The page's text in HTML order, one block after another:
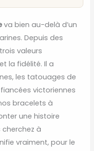
va bien au-delà d’un
Depuis des
valeurs
la fidélité. Il a
les tatouages de
victoriennes
bracelets à
une histoire
à
vraiment, pour le